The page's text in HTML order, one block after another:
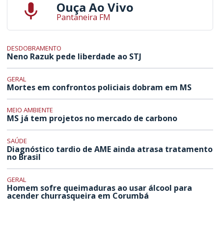
Ouça Ao Vivo
Pantaneira FM
DESDOBRAMENTO
Neno Razuk pede liberdade ao STJ
GERAL
Mortes em confrontos policiais dobram em MS
MEIO AMBIENTE
MS já tem projetos no mercado de carbono
SAÚDE
Diagnóstico tardio de AME ainda atrasa tratamento
no Brasil
GERAL
Homem sofre queimaduras ao usar álcool para
acender churrasqueira em Corumbá